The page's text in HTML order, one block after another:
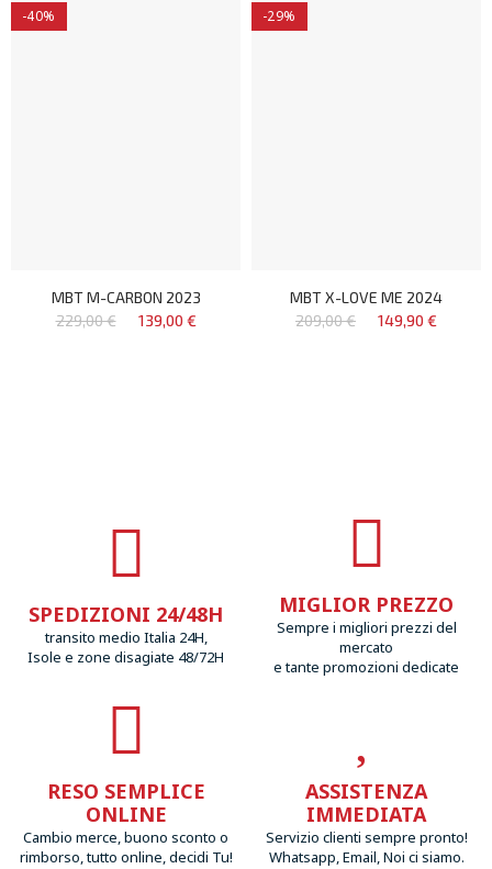
-40%
MBT M-CARBON 2023
229,00 €
139,00 €
-29%
MBT X-LOVE ME 2024
209,00 €
149,90 €
SPEDIZIONI 24/48H
transito medio Italia 24H,
Isole e zone disagiate 48/72H
MIGLIOR PREZZO
Sempre i migliori prezzi del
mercato
e tante promozioni dedicate
RESO SEMPLICE
ONLINE
Cambio merce, buono sconto o
rimborso, tutto online, decidi Tu!
ASSISTENZA
IMMEDIATA
Servizio clienti sempre pronto!
Whatsapp, Email, Noi ci siamo.